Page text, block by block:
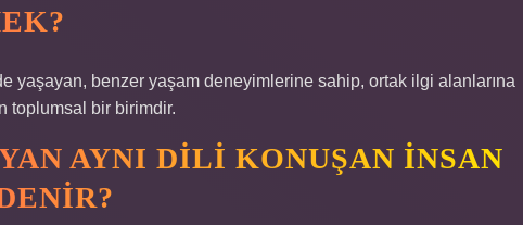
yaşayan, benzer yaşam deneyimlerine sahip, ortak ilgi alanlarına
toplumsal bir birimdir.
AYNI DILI KONUŞAN INSAN